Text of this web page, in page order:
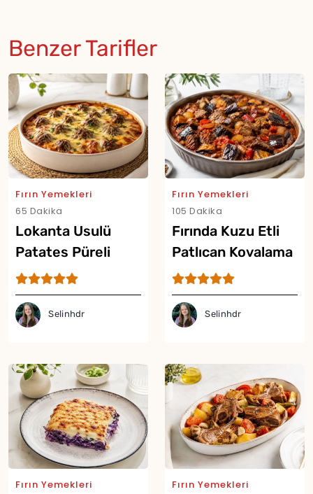
Benzer Tarifler
Fırın Yemekleri
65 Dakika
Lokanta Usulü
Patates Püreli
Köfte Tarifi
Selinhdr
Fırın Yemekleri
105 Dakika
Fırında Kuzu Etli
Patlıcan Kovalama
Tarifi
Selinhdr
Fırın Yemekleri
Fırın Yemekleri